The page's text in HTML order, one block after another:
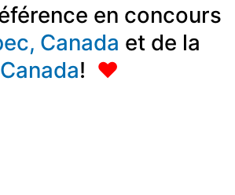
en concours
Canada et de la
Canada! ♥